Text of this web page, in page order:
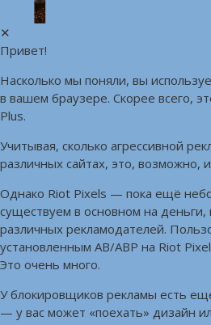
✕
Привет!
Насколько мы поняли, вы
в вашем браузере. Скорее всего,
Plus.
Учитывая, сколько агрессивной
различных сайтах, это, возможно,
Однако Riot Pixels — пока ещё
существуем в основном на деньги,
различных рекламодателей.
установленным AB/ABP на Riot
Это очень много.
У блокировщиков рекламы есть
— у вас может «поехать» дизайн